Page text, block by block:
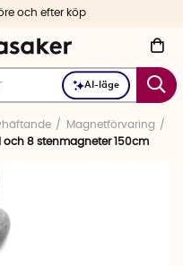
AI-läge
och efter köp
Magnetförvaring
8 stenmagneter 150cm